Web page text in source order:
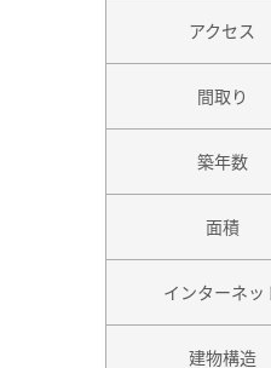
アクセス
間取り
築年数
面積
インターネッ
建物構造